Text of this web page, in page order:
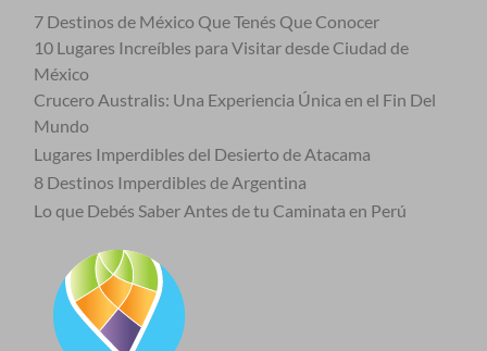
7 Destinos de México Que Tenés Que Conocer
10 Lugares Increíbles para Visitar desde Ciudad de
México
Crucero Australis: Una Experiencia Única en el Fin Del
Mundo
Lugares Imperdibles del Desierto de Atacama
8 Destinos Imperdibles de Argentina
Lo que Debés Saber Antes de tu Caminata en Perú